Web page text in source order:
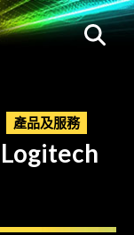
產品及服務